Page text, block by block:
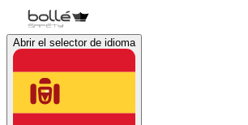
Abrir el selector de idioma